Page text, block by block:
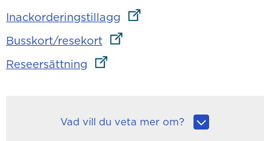
InackorderingstillaggLänk till annan webbplats
Busskort/resekortLänk till annan webbplats
ReseersättningLänk till annan webbplats
Vad vill du veta mer om?